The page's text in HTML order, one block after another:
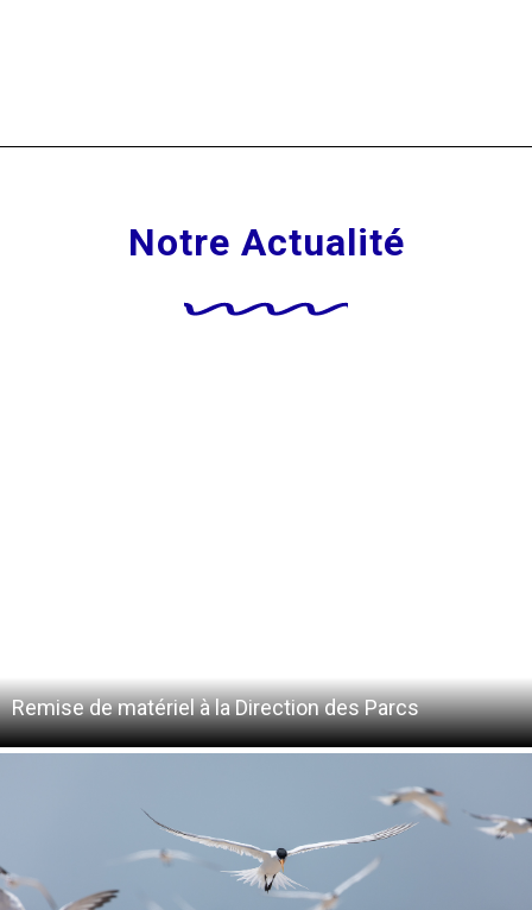
Notre Actualité
Remise de matériel à la Direction des Parcs